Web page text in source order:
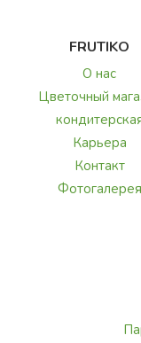
FRUTIKO
О нас
Цветочный
Карьера
Контакт
Фотогалерея